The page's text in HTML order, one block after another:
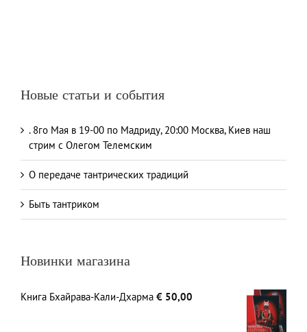
Новые статьи и события
. 8го Мая в 19-00 по Мадриду, 20:00 Москва, Киев наш
стрим с Олегом Телемским
О передаче тантрических традиций
Быть тантриком
Новинки магазина
Книга Бхайрава-Кали-Дхарма € 50,00